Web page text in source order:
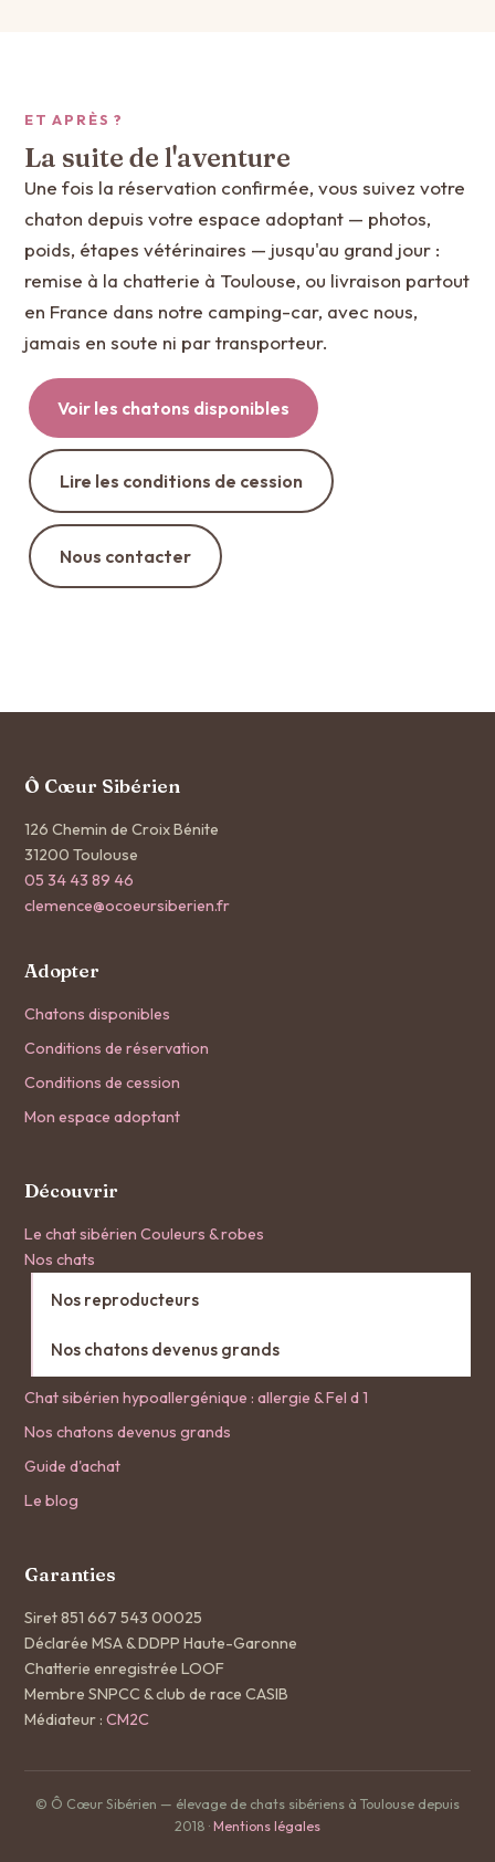
ET APRÈS ?
La suite de l'aventure
Une fois la réservation confirmée, vous suivez votre
chaton depuis votre espace adoptant — photos,
poids, étapes vétérinaires — jusqu'au grand jour :
remise à la chatterie à Toulouse, ou livraison partout
en France dans notre camping-car, avec nous,
jamais en soute ni par transporteur.
Voir les chatons disponibles
Lire les conditions de cession
Nous contacter
Ô Cœur Sibérien
126 Chemin de Croix Bénite
31200 Toulouse
05 34 43 89 46
clemence@ocoeursiberien.fr
Adopter
Chatons disponibles
Conditions de réservation
Conditions de cession
Mon espace adoptant
Découvrir
Le chat sibérien Couleurs & robes
Nos chats
Nos reproducteurs
Nos chatons devenus grands
Chat sibérien hypoallergénique : allergie & Fel d 1
Nos chatons devenus grands
Guide d'achat
Le blog
Garanties
Siret 851 667 543 00025
Déclarée MSA & DDPP Haute-Garonne
Chatterie enregistrée LOOF
Membre SNPCC & club de race CASIB
Médiateur : CM2C
© Ô Cœur Sibérien — élevage de chats sibériens à Toulouse depuis
2018 · Mentions légales